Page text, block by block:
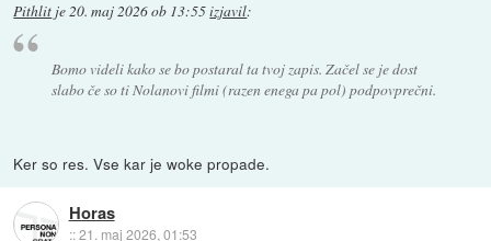
Pithlit je20. maj 2026 ob 13:55izjavil:
Bomo videli kako se bo postaral ta tvoj zapis. Začel se je dost
slabo če so ti Nolanovi filmi (razen enega pa pol) podpovprečni.
Ker so res. Vse kar je woke propade.
Horas
::21. maj 2026, 01:53